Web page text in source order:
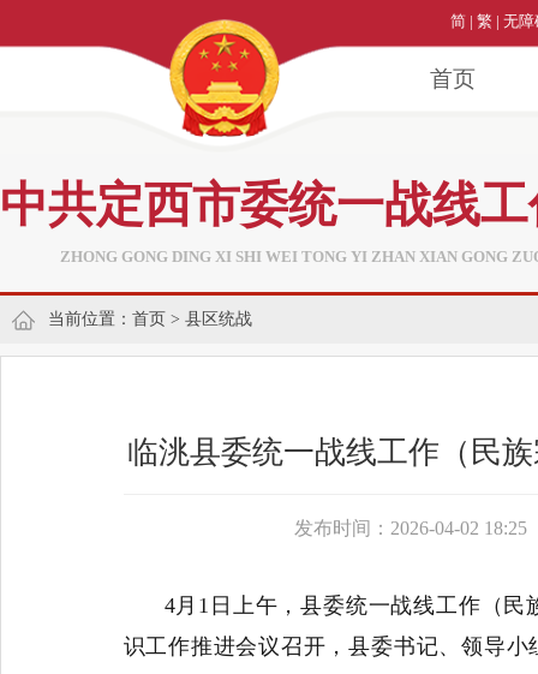
简 | 繁 | 无障
首页
中共定西市委统一战线
ZHONG GONG DING XI SHI WEI TONG YI ZHAN XIAN GONG
当前位置： 首页 > 县区统战
临洮县委统一战线工作（民
发布时间：2026-04-02 18:25
4月1日上午，县委统一战线工作（
识工作推进会议召开，县委书记、领导